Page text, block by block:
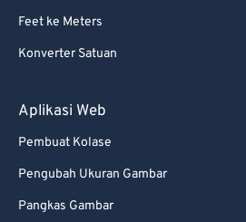
Feet ke Meters
Konverter Satuan
Aplikasi Web
Pembuat Kolase
Pengubah Ukuran Gambar
Pangkas Gambar